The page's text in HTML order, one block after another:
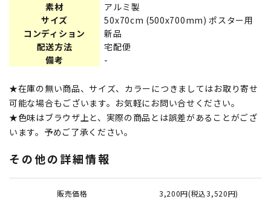
素材
アルミ製
サイズ
50x70cm (500x700mm) ポスター用
コンディション
新品
配送方法
宅配便
備考
-
★在庫の無い商品、サイズ、カラーにつきましてはお取り寄せ
可能な場合もございます。お気軽にお問い合せください。
★色味はブラウザ上と、実際の商品とは誤差があることがござ
います。予めご了承ください。
その他の詳細情報
販売価格 3,200円(税込3,520円)